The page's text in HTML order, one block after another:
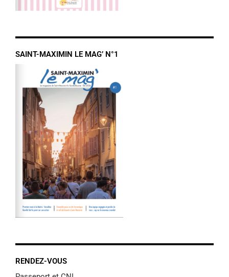
SAINT-MAXIMIN LE MAG’ N°1
RENDEZ-VOUS